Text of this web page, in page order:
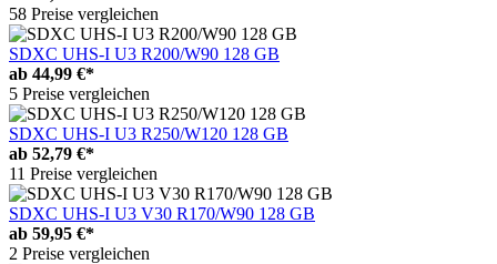
58 Preise vergleichen
SDXC UHS-I U3 R200/W90 128 GB
ab 44,99 €*
5 Preise vergleichen
SDXC UHS-I U3 R250/W120 128 GB
ab 52,79 €*
11 Preise vergleichen
SDXC UHS-I U3 V30 R170/W90 128 GB
ab 59,95 €*
2 Preise vergleichen